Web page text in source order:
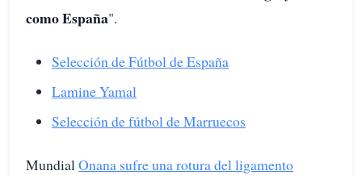
como España".
Selección de Fútbol de España
Lamine Yamal
Selección de fútbol de Marruecos
MundialOnana sufre una rotura del ligamento